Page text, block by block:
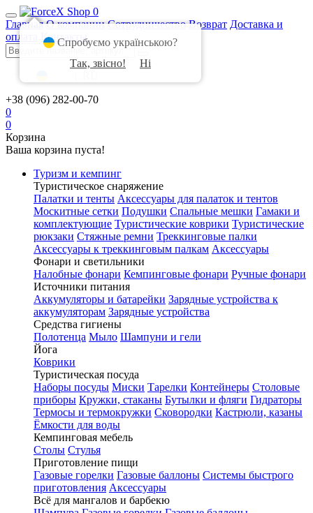
0
Главная О компании Сотрудничество Возврат Доставка и
оплата
Контакты
+38 (096) 282-00-70
0
0
Корзина
Ваша корзина пуста!
Туризм и кемпинг
Туристическое снаряжение
Палатки и тенты Аксессуары для палаток и тентов
Москитные сетки Подушки Спальные мешки Гамаки и
комплектующие Туристические коврики Туристические
рюкзаки Стяжные ремни Треккинговые палки
Аксессуары к треккинговым палкам Аксессуары
Фонари и светильники
Налобные фонари Кемпинговые фонари Ручные фонари
Источники питания
Аккумуляторы и батарейки Зарядные устройства к
аккумуляторам Зарядные устройства
Средства гигиены
Полотенца Мыло Шампуни и гели
Йога
Коврики
Туристическая посуда
Наборы посуды Миски Тарелки Контейнеры Столовые
приборы Кружки, стаканы Бутылки и фляги Гидраторы
Термосы и термокружки Сковородки Кастрюли, казаны
Ёмкости для воды
Кемпинговая мебель
Столы Стулья
Приготовление пищи
Газовые горелки Газовые баллоны Системы быстрого
приготовления Аксессуары
Всё для мангалов и барбекю
Спробуємо українською?
Так, звісно!
Ні